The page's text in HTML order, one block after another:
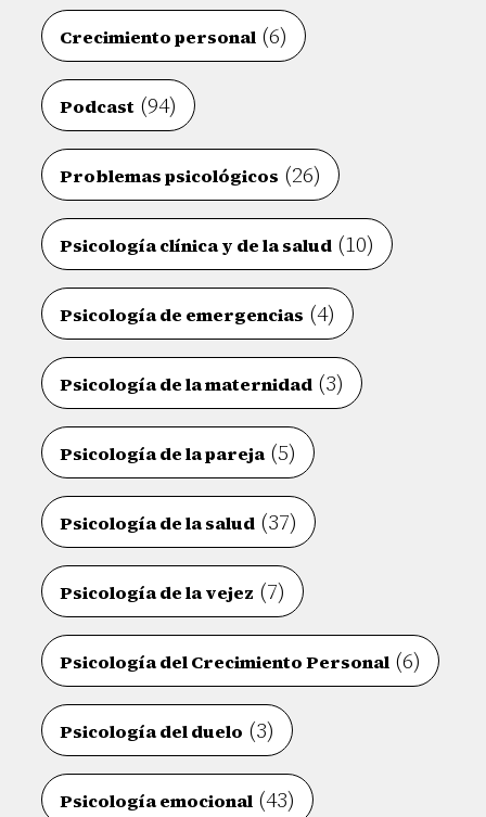
Crecimiento personal (6)
Podcast (94)
Problemas psicológicos (26)
Psicología clínica y de la salud (10)
Psicología de emergencias (4)
Psicología de la maternidad (3)
Psicología de la pareja(5)
Psicología de la salud (37)
Psicología de la vejez (7)
Psicología del Crecimiento Personal (6)
Psicología del duelo (3)
Psicología emocional (43)